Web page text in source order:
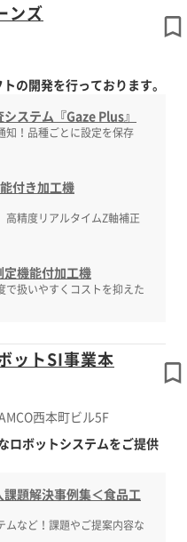
ンズ
の開発を行っております。
ステム『Gaze Plus』
知！品種ごとに設定を保存
付き加工機
高精度リアルタイムZ軸補正
機能付加工機
で扱いやすくコストを抑えた
ットSI事業本
西本町ビル5F
ロボットシステムをご提供
課題解決事例集＜食品工
ムなど！課題やご提案内容な